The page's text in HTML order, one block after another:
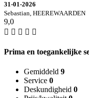
31-01-2026
Sebastian, HEEREWAARDEN
9,0
Prima en toegankelijke
Gemiddeld 9
Service 0
Deskundigheid 0